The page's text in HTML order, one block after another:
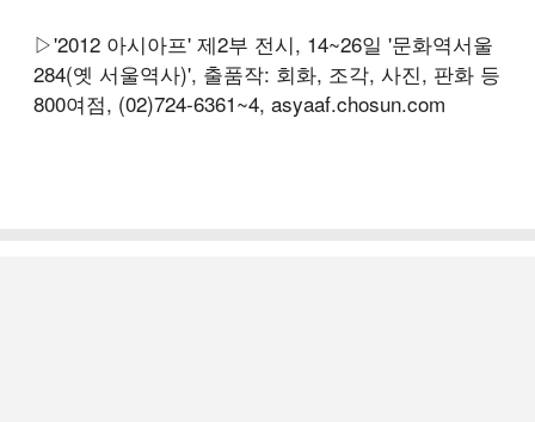
▷'2012 아시아프' 제2부 전시, 14~26일 '문화역서울
284(옛 서울역사)', 출품작: 회화, 조각, 사진, 판화 등
800여점, (02)724-6361~4, asyaaf.chosun.com